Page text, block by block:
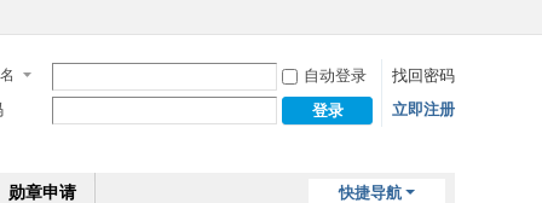
自动登录
找回密码
登录 立即注册
快捷导航
勋章申请